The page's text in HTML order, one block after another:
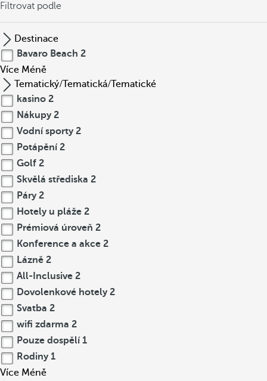
Filtrovat podle
Destinace
Bavaro Beach 2
Více Méně
Tematický/Tematická/Tematické
kasino 2
Nákupy 2
Vodní sporty 2
Potápění2
Golf 2
Skvělá střediska 2
Páry 2
Hotely u pláže 2
Prémiová úroveň 2
Konference a akce 2
Lázně 2
All-Inclusive 2
Dovolenkové hotely 2
Svatba 2
wifi zdarma 2
Pouze dospělí1
Rodiny 1
Více Méně